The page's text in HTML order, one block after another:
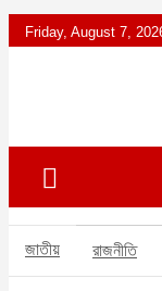
k
o
Friday, August 7,
জাতীয় রাজনীতি